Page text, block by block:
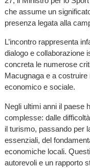
che assume un
presenza legata alla
L’incontro rappresenta
dialogo e collaborazione
concreta le numerose
Macugnaga e a
economico e sociale.
Negli ultimi anni il paese
complesse: dalle
il turismo, passando per
essenziali, del
economiche locali.
autorevoli e un rapporto